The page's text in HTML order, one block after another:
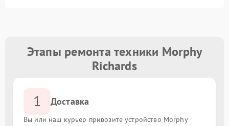
Этапы ремонта техники Morphy
Richards
1 Доставка
Вы или наш курьер привозите устройство Morphy